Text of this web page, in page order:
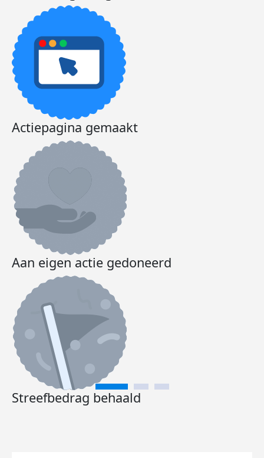
Actiepagina gemaakt
Aan eigen actie gedoneerd
Streefbedrag behaald